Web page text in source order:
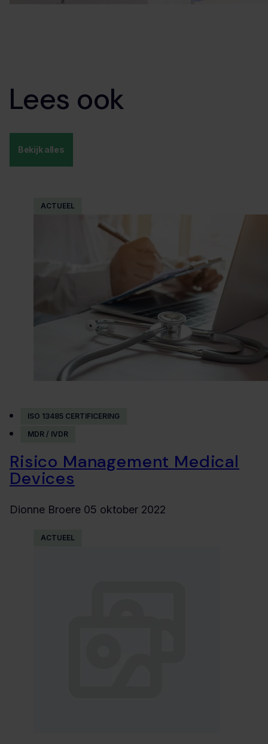
Lees ook
Bekijk alles
ACTUEEL
ISO 13485 CERTIFICERING
MDR / IVDR
Risico Management Medical
Devices
Dionne Broere 05 oktober 2022
ACTUEEL